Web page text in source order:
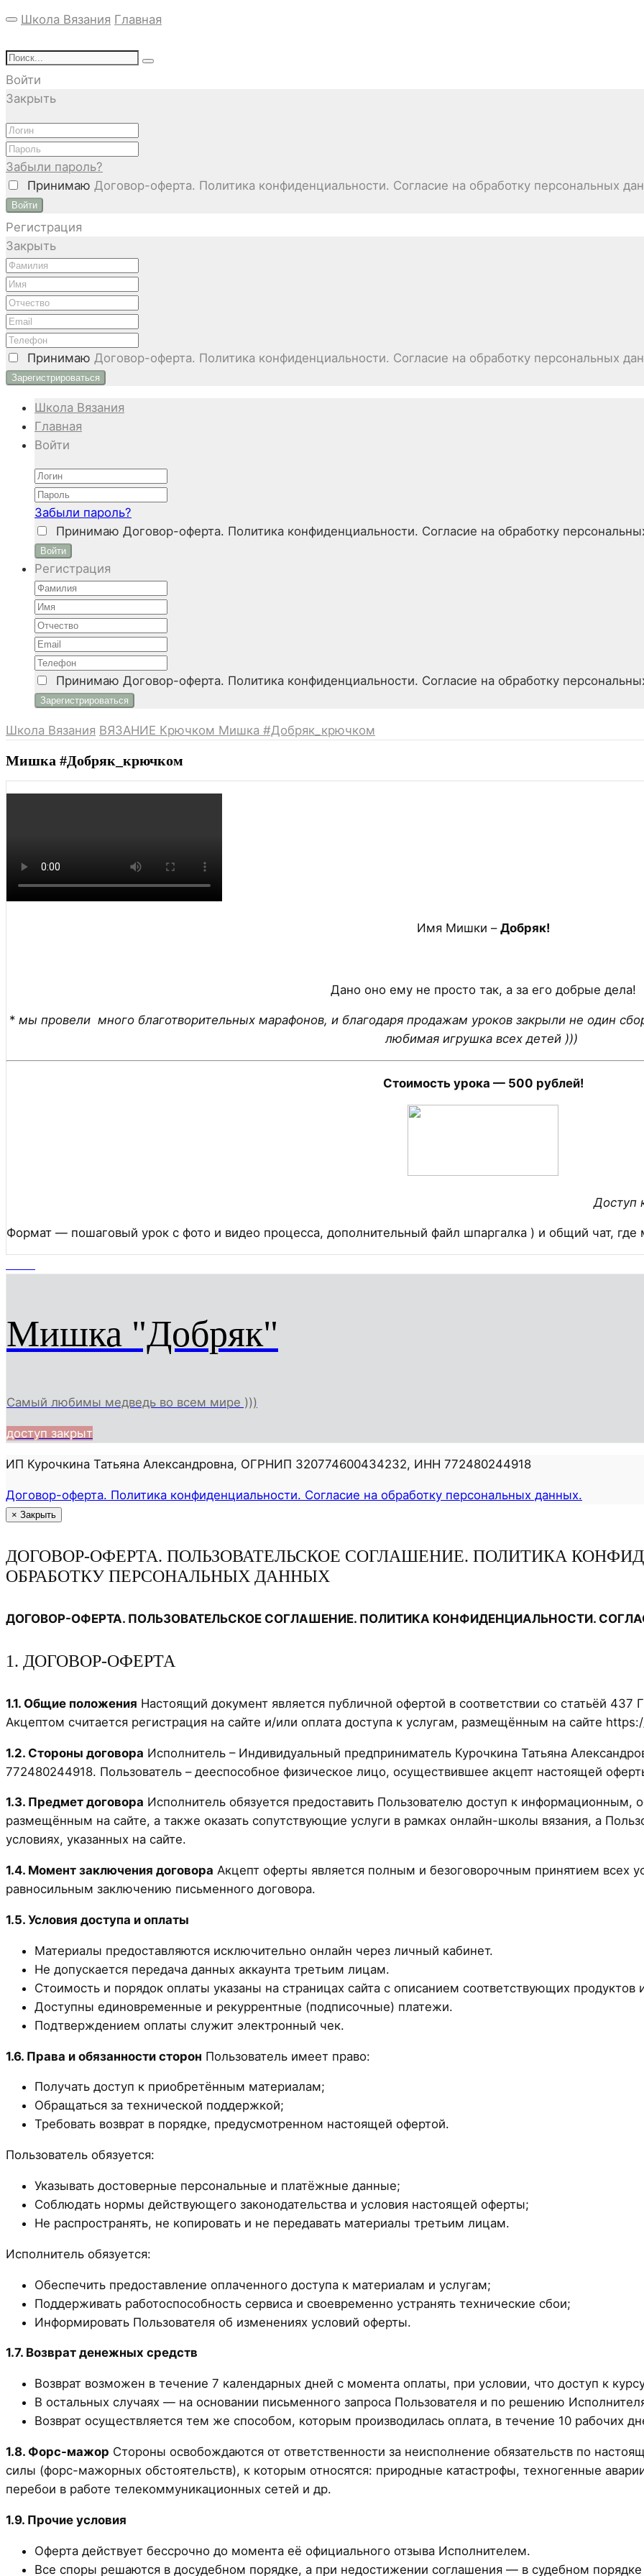
Школа Вязания Главная
Войти
Закрыть
Забыли пароль?
Принимаю Договор-оферта. Политика конфиденциальности. Согласие на обработку персональных
Войти
Регистрация
Закрыть
Принимаю Договор-оферта. Политика конфиденциальности. Согласие на обработку персональных
Школа Вязания
Главная
Войти
Забыли пароль?
Принимаю Договор-оферта. Политика конфиденциальности. Согласие на обработку
Войти
Регистрация
Принимаю Договор-оферта. Политика конфиденциальности. Согласие на обработку
Школа Вязания ВЯЗАНИЕ Крючком Мишка #Добряк_крючком
Мишка #Добряк_крючком
Имя Мишки – Добряк!
Дано оно ему не просто так, а за его добрые дела!
* мы провели много благотворительных марафонов, и благодаря продажам уроков закрыли не один
любимая игрушка всех детей )))
Стоимость урока — 500 рублей!
Доступ
Формат — пошаговый урок с фото и видео процесса, дополнительный файл шпаргалка ) и общий чат,
Мишка "Добряк"
Самый любимы медведь во всем мире )))
доступ закрыт
ИП Курочкина Татьяна Александровна, ОГРНИП 320774600434232, ИНН 772480244918
Договор-оферта. Политика конфиденциальности. Согласие на обработку персональных данных.
× Закрыть
ДОГОВОР-ОФЕРТА. ПОЛЬЗОВАТЕЛЬСКОЕ СОГЛАШЕНИЕ. ПОЛИТИКА
ОБРАБОТКУ ПЕРСОНАЛЬНЫХ ДАННЫХ
ДОГОВОР-ОФЕРТА. ПОЛЬЗОВАТЕЛЬСКОЕ СОГЛАШЕНИЕ. ПОЛИТИКА КОНФИДЕНЦИАЛЬНОСТИ.
1. ДОГОВОР-ОФЕРТА
1.1. Общие положения Настоящий документ является публичной офертой в соответствии со статьёй
Акцептом считается регистрация на сайте и/или оплата доступа к услугам, размещённым на сайте
1.2. Стороны договора Исполнитель – Индивидуальный предприниматель Курочкина Татьяна
772480244918. Пользователь – дееспособное физическое лицо, осуществившее акцепт настоящей
1.3. Предмет договора Исполнитель обязуется предоставить Пользователю доступ к
размещённым на сайте, а также оказать сопутствующие услуги в рамках онлайн-школы вязания, а
условиях, указанных на сайте.
1.4. Момент заключения договора Акцепт оферты является полным и безоговорочным принятием всех
равносильным заключению письменного договора.
1.5. Условия доступа и оплаты
Материалы предоставляются исключительно онлайн через личный кабинет.
Не допускается передача данных аккаунта третьим лицам.
Стоимость и порядок оплаты указаны на страницах сайта с описанием соответствующих продуктов
Доступны единовременные и рекуррентные (подписочные) платежи.
Подтверждением оплаты служит электронный чек.
1.6. Права и обязанности сторон Пользователь имеет право:
Получать доступ к приобретённым материалам;
Обращаться за технической поддержкой;
Требовать возврат в порядке, предусмотренном настоящей офертой.
Пользователь обязуется:
Указывать достоверные персональные и платёжные данные;
Соблюдать нормы действующего законодательства и условия настоящей оферты;
Не распространять, не копировать и не передавать материалы третьим лицам.
Исполнитель обязуется:
Обеспечить предоставление оплаченного доступа к материалам и услугам;
Поддерживать работоспособность сервиса и своевременно устранять технические сбои;
Информировать Пользователя об изменениях условий оферты.
1.7. Возврат денежных средств
Возврат возможен в течение 7 календарных дней с момента оплаты, при условии, что доступ к
В остальных случаях — на основании письменного запроса Пользователя и по решению
Возврат осуществляется тем же способом, которым производилась оплата, в течение 10 рабочих
1.8. Форс-мажор Стороны освобождаются от ответственности за неисполнение обязательств по
силы (форс-мажорных обстоятельств), к которым относятся: природные катастрофы, техногенные
перебои в работе телекоммуникационных сетей и др.
1.9. Прочие условия
Оферта действует бессрочно до момента её официального отзыва Исполнителем.
Все споры решаются в досудебном порядке, а при недостижении соглашения — в судебном